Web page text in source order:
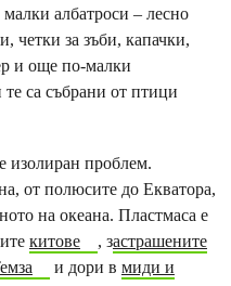
албатроси – лесно
четки за зъби, капачки,
и още по-малки
са събрани от птици
изолиран проблем.
от полюсите до Екватора,
на океана. Пластмаса е
китове , застрашените
и дори в миди и